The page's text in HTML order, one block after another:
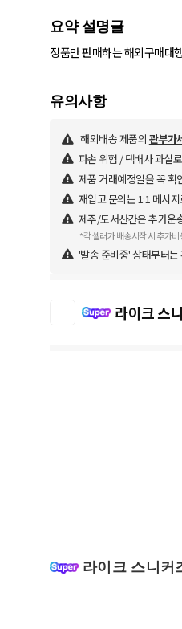
요약 설명글
정품만 판매하는 해외구매대
유의사항
해외배송 제품의 관부가
파손 위험 / 택배사 과실
제품 거래예정일을 꼭 확
재입고 문의는 1:1 메시
제주/도서산간은 추가운
*각 셀러가 배송시작 시 추가
'발송 준비중' 상태부터
라이크 스
라이크 스니커